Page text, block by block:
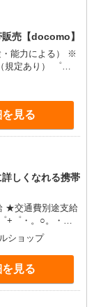
売【docomo】
・能力による） ※
あり） ゜
゜ 入社祝い金10
・゜+゜
見る
詳しくなれる携帯
★交通費別途支給
介
回払
・。○。・゜
ショップ
見る